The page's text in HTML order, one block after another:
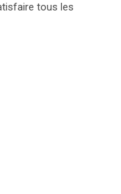
tous les